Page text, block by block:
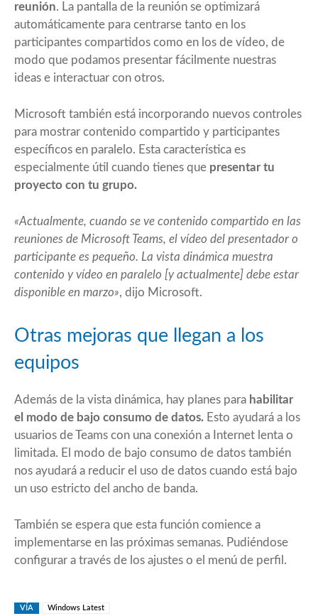
reunión. La pantalla de la reunión se optimizará
automáticamente para centrarse tanto en los
participantes compartidos como en los de vídeo, de
modo que podamos presentar fácilmente nuestras
ideas e interactuar con otros.
Microsoft también está incorporando nuevos controles
para mostrar contenido compartido y participantes
específicos en paralelo. Esta característica es
especialmente útil cuando tienes que presentar tu
proyecto con tu grupo.
«Actualmente, cuando se ve contenido compartido en las
reuniones de Microsoft Teams, el vídeo del presentador o
participante es pequeño. La vista dinámica muestra
contenido y vídeo en paralelo [y actualmente] debe estar
disponible en marzo», dijo Microsoft.
Otras mejoras que llegan a los
equipos
Además de la vista dinámica, hay planes para habilitar
el modo de bajo consumo de datos. Esto ayudará a los
usuarios de Teams con una conexión a Internet lenta o
limitada. El modo de bajo consumo de datos también
nos ayudará a reducir el uso de datos cuando está bajo
un uso estricto del ancho de banda.
También se espera que esta función comience a
implementarse en las próximas semanas. Pudiéndose
configurar a través de los ajustes o el menú de perfil.
VÍA Windows Latest